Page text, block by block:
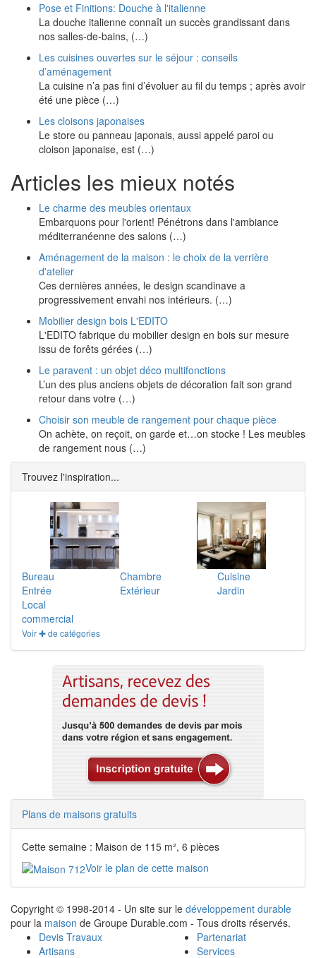
Pose et Finitions: Douche à l'italienne
La douche italienne connaît un succès grandissant dans
nos salles-de-bains, (…)
Les cuisines ouvertes sur le séjour : conseils
d’aménagement
La cuisine n’a pas fini d’évoluer au fil du temps ; après avoir
été une pièce (…)
Les cloisons japonaises
Le store ou panneau japonais, aussi appelé paroi ou
cloison japonaise, est (…)
Articles les mieux notés
Le charme des meubles orientaux
Embarquons pour l'orient! Pénétrons dans l'ambiance
méditerranéenne des salons (…)
Aménagement de la maison : le choix de la verrière
d'atelier
Ces dernières années, le design scandinave a
progressivement envahi nos intérieurs. (…)
Mobilier design bois L'EDITO
L'EDITO fabrique du mobilier design en bois sur mesure
issu de forêts gérées (…)
Le paravent : un objet déco multifonctions
L’un des plus anciens objets de décoration fait son grand
retour dans votre (…)
Choisir son meuble de rangement pour chaque pièce
On achète, on reçoit, on garde et…on stocke ! Les meubles
de rangement nous (…)
Trouvez l'inspiration...
Bureau Chambre
Cuisine
Entrée
Extérieur
Jardin
Local
commercial
Voir ✚ de catégories
Plans de maisons gratuits
Cette semaine : Maison de 115 m², 6 pièces
Voir le plan de cette maison
Copyright © 1998-2014 - Un site sur le développement durable
pour la maison de Groupe Durable.com - Tous droits réservés.
Devis Travaux
Artisans
Partenariat
Services